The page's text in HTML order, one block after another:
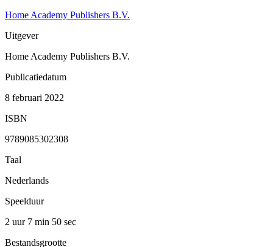
Home Academy Publishers B.V.
Uitgever
Home Academy Publishers B.V.
Publicatiedatum
8 februari 2022
ISBN
9789085302308
Taal
Nederlands
Speelduur
2 uur 7 min 50 sec
Bestandsgrootte